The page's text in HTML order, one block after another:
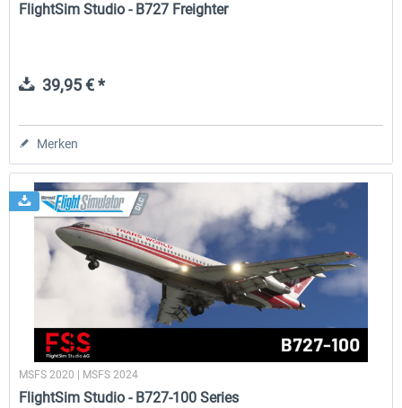
FlightSim Studio - B727 Freighter
39,95 € *
Merken
MSFS 2020 | MSFS 2024
FlightSim Studio - B727-100 Series